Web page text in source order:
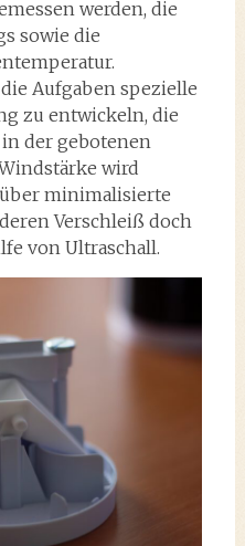
werden, die
sowie die
Aufgaben spezielle
zu entwickeln, die
der gebotenen
wird
minimalisierte
Verschleiß doch
von Ultraschall.